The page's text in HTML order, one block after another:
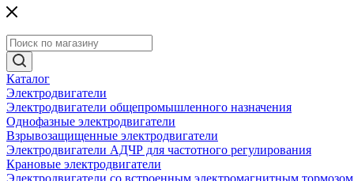
Каталог
Электродвигатели
Электродвигатели общепромышленного назначения
Однофазные электродвигатели
Взрывозащищенные электродвигатели
Электродвигатели АДЧР для частотного регулирования
Крановые электродвигатели
Электродвигатели со встроенным электромагнитным тормозом